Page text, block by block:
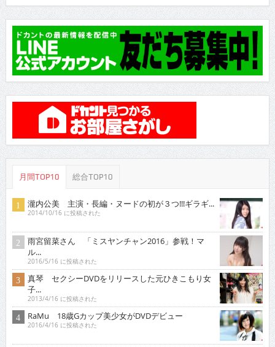
月間TOP10 総合TOP10
瀧内公美 主演・長編・ヌードの初が３つ!!!ギラギ...
2014/10/16 に投稿された
雨宮留菜さん 「ミスヤンチャン2016」参戦！マ
ル...
2016/5/16 に投稿された
真琴 セクシーDVDをリリースした元ひきこもり女
子...
2013/4/16 に投稿された
RaMu 18歳Gカップ美少女がDVDデビュー
2016/4/16 に投稿された